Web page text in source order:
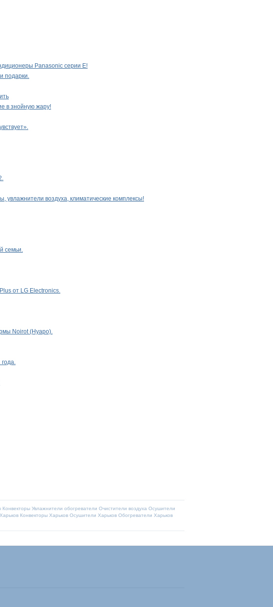
Panasonic серии Е!
подарки.
в знойную жару!
воздуха, климатические комплексы!
семьи.
от LG Electronics.
Noirot (Нуаро).
Конвекторы Увлажнители обогреватели Очистители воздуха Осушители
Конвекторы Харьков Осушители Харьков Обогреватели Харьков